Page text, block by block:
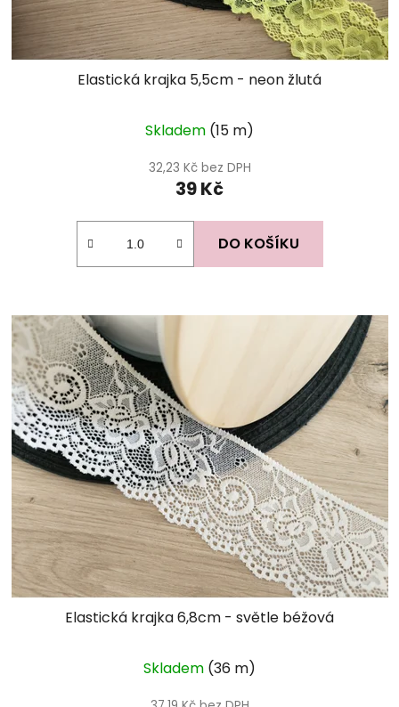
Elastická krajka 5,5cm - neon žlutá
Skladem (15 m)
32,23 Kč bez DPH
39 Kč
DO KOŠÍKU
Elastická krajka 6,8cm - světle béžová
Skladem (36 m)